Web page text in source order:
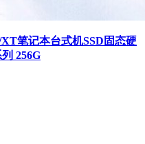
笔记本台式机SSD固态硬
256G